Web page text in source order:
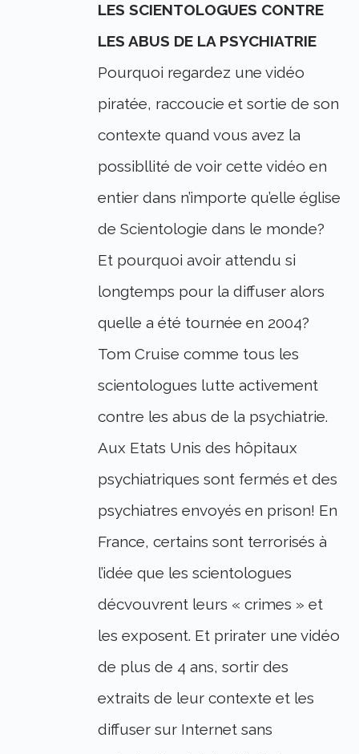
LES SCIENTOLOGUES CONTRE
LES ABUS DE LA PSYCHIATRIE
Pourquoi regardez une vidéo
piratée, raccoucie et sortie de son
contexte quand vous avez la
possibllité de voir cette vidéo en
entier dans n’importe qu’elle église
de Scientologie dans le monde?
Et pourquoi avoir attendu si
longtemps pour la diffuser alors
quelle a été tournée en 2004?
Tom Cruise comme tous les
scientologues lutte activement
contre les abus de la psychiatrie.
Aux Etats Unis des hôpitaux
psychiatriques sont fermés et des
psychiatres envoyés en prison! En
France, certains sont terrorisés à
l’idée que les scientologues
décvouvrent leurs « crimes » et
les exposent. Et prirater une vidéo
de plus de 4 ans, sortir des
extraits de leur contexte et les
diffuser sur Internet sans